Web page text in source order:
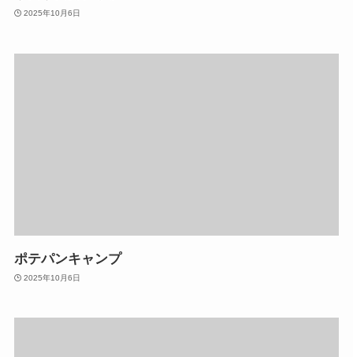
2025年10月6日
ポテパンキャンプ
2025年10月6日